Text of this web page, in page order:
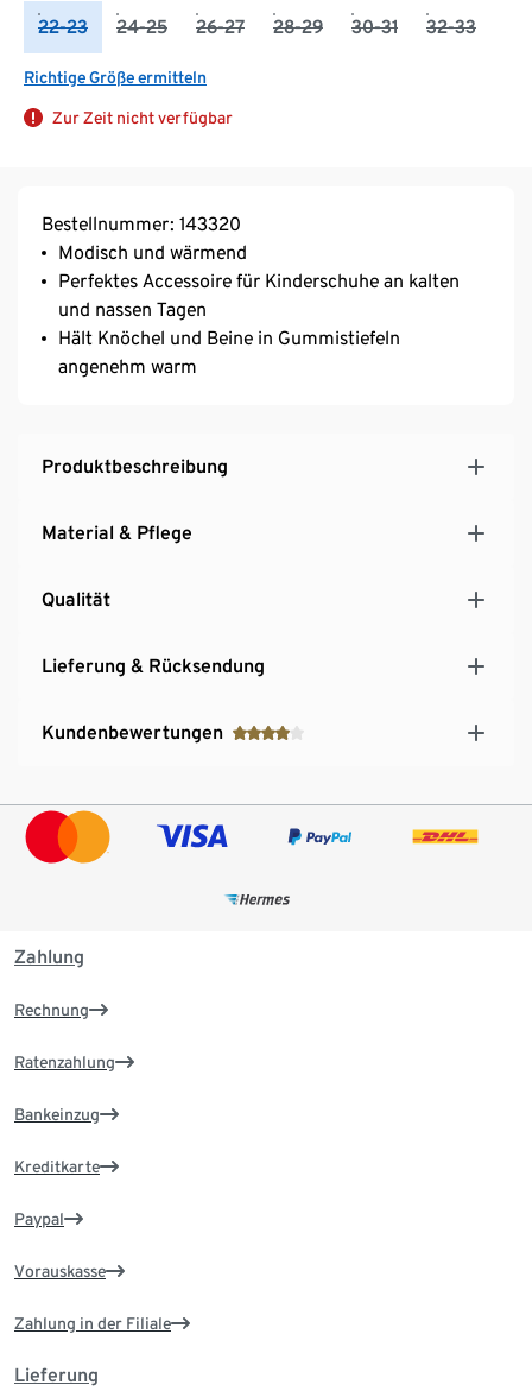
22-23 24-25 26-27 28-29 30-31 32-33
Richtige Größe ermitteln
Zur Zeit nicht verfügbar
Bestellnummer: 143320
Modisch und wärmend
Perfektes Accessoire für Kinderschuhe an kalten
und nassen Tagen
Hält Knöchel und Beine in Gummistiefeln
angenehm warm
Produktbeschreibung
Material & Pflege
Qualität
Lieferung & Rücksendung
Kundenbewertungen
Zahlung
Rechnung
Ratenzahlung
Bankeinzug
Kreditkarte
Paypal
Vorauskasse
Zahlung in der Filiale
Lieferung